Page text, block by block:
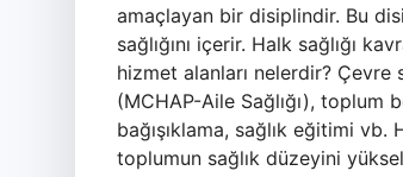
amaçlayan bir disiplindir. Bu
sağlığını içerir. Halk sağlığı
hizmet alanları nelerdir? Çevre
(MCHAP-Aile Sağlığı), toplum
bağışıklama, sağlık eğitimi vb.
toplumun sağlık düzeyini